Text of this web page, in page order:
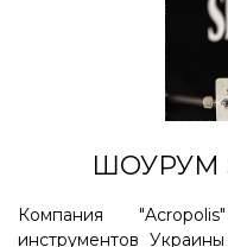
ШОУРУМ
Компания
инструментов